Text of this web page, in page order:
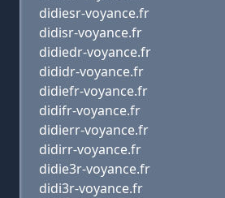
didiesr-voyance.fr
didisr-voyance.fr
didiedr-voyance.fr
dididr-voyance.fr
didiefr-voyance.fr
didifr-voyance.fr
didierr-voyance.fr
didirr-voyance.fr
didie3r-voyance.fr
didi3r-voyance.fr